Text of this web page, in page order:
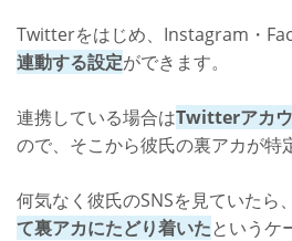
Twitterをはじめ、Instagram・
連動する設定ができます。
連携している場合はTwitterアカ
ので、そこから彼氏の裏アカが特
何気なく彼氏のSNSを見ていたら、
て裏アカにたどり着いたというケ